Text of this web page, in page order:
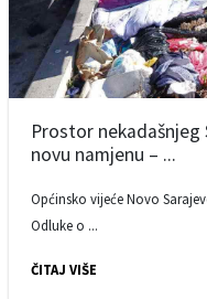
Prostor
novu namjenu – ...
Općinsko vijeće Novo
Odluke o ...
ČITAJ VIŠE